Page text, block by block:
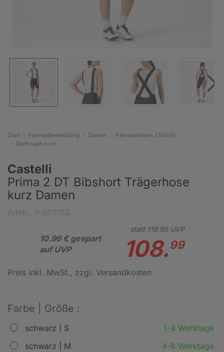
Start Fahrradbekleidung Damen
Fahrradhosen / Shorts
Radhosen kurz
Castelli
Prima 2 DT Bibshort Trägerhose
kurz Damen
10.96 € gespart
auf UVP
statt 119.95UVP
108.99
Preis inkl. MwSt., zzgl. Versandkosten
Farbe | Größe :
schwarz | S
1-4 Werktage
schwarz | M
4-8 Werktage